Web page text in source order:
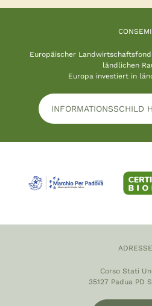
CONSEMI
Europäischer
ländlichen
Europa investiert in
INFORMATIONSSCHILD
ADRESSE
Corso Stati
35127 Padua PD